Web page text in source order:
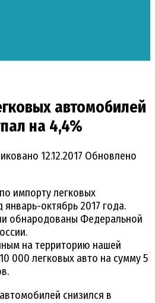
автомобилей
на 4,4%
12.12.2017 Обновлено
импорту легковых
октябрь 2017 года.
обнародованы Федеральной
на территорию нашей
000 легковых авто на сумму 5
снизился в